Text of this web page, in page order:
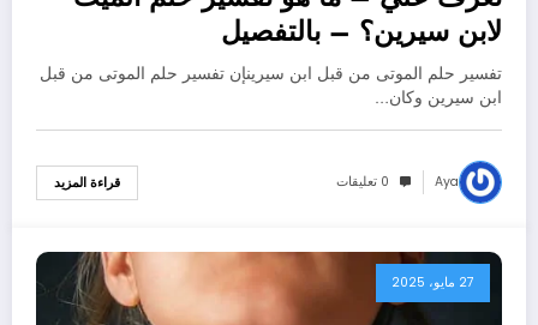
لابن سيرين؟ – بالتفصيل
تفسير حلم الموتى من قبل ابن سيرينإن تفسير حلم الموتى من قبل
ابن سيرين وكان…
Aya 0 تعليقات قراءة المزيد
27 مايو، 2025